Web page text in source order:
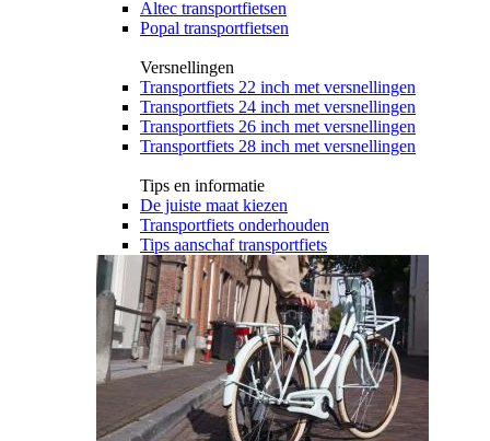
Altec transportfietsen
Popal transportfietsen
Versnellingen
Transportfiets 22 inch met versnellingen
Transportfiets 24 inch met versnellingen
Transportfiets 26 inch met versnellingen
Transportfiets 28 inch met versnellingen
Tips en informatie
De juiste maat kiezen
Transportfiets onderhouden
Tips aanschaf transportfiets